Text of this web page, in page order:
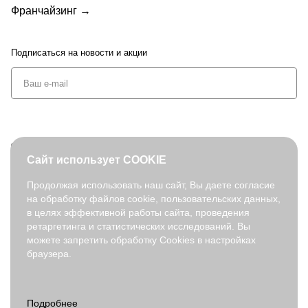
Франчайзинг →
Подписаться на новости и акции
© 2026. fabretti.ru. Все права защищены
На информационном ресурсе применяются
рекомендательные
технологии .
Все ресурсы сайта fabretti.ru, включая (но не ограничиваясь)
прав на интеллектуальную собственность, защищены российским
Сайт использует COOKIE
Продолжая использовать наш сайт, Вы даете согласие
на обработку файлов cookie, пользовательских данных,
в целях эффективной работы сайта, проведения
ретаргетинга и статистических исследований. Вы
можете запретить обработку Cookies в настройках
браузера.